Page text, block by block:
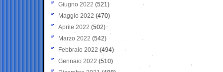
Giugno 2022 (521)
Maggio 2022 (470)
Aprile 2022 (502)
Marzo 2022 (542)
Febbraio 2022 (494)
Gennaio 2022 (510)